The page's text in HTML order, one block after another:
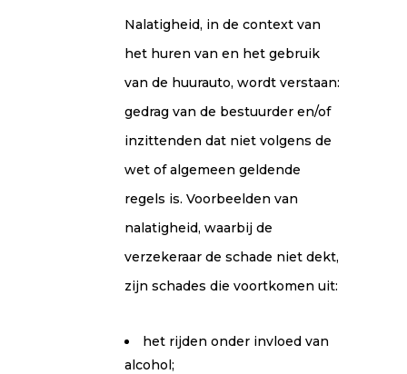
Nalatigheid, in de context van
het huren van en het gebruik
van de huurauto, wordt verstaan:
gedrag van de bestuurder en/of
inzittenden dat niet volgens de
wet of algemeen geldende
regels is. Voorbeelden van
nalatigheid, waarbij de
verzekeraar de schade niet dekt,
zijn schades die voortkomen uit:
het rijden onder invloed van
alcohol;